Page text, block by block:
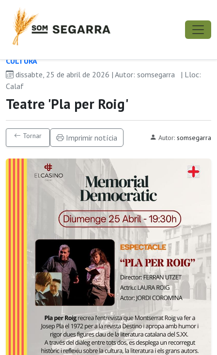
CULTURA
dissabte, 25 de abril de 2026 | Autor: somsegarra
| Lloc:
Calaf
Teatre 'Pla per Roig'
Tornar Imprimir notícia Autor: somsegarra